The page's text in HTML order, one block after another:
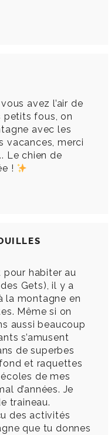
avez l’air de
petits fous, on
avec les
vacances, merci
Le chien de
!
habiter au
Gets), il y a
la montagne en
Même si on
aussi beaucoup
s’amusent
de superbes
et raquettes
de mes
d’années. Je
traineau.
des activités
que tu donnes